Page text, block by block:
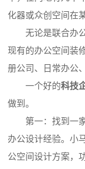
化器或众创空间在
无论是联合办
现有的办公空间装
册公司、日常办公
一个好的科技
做到。
第一：找到一
办公设计经验。小
公空间设计方案，